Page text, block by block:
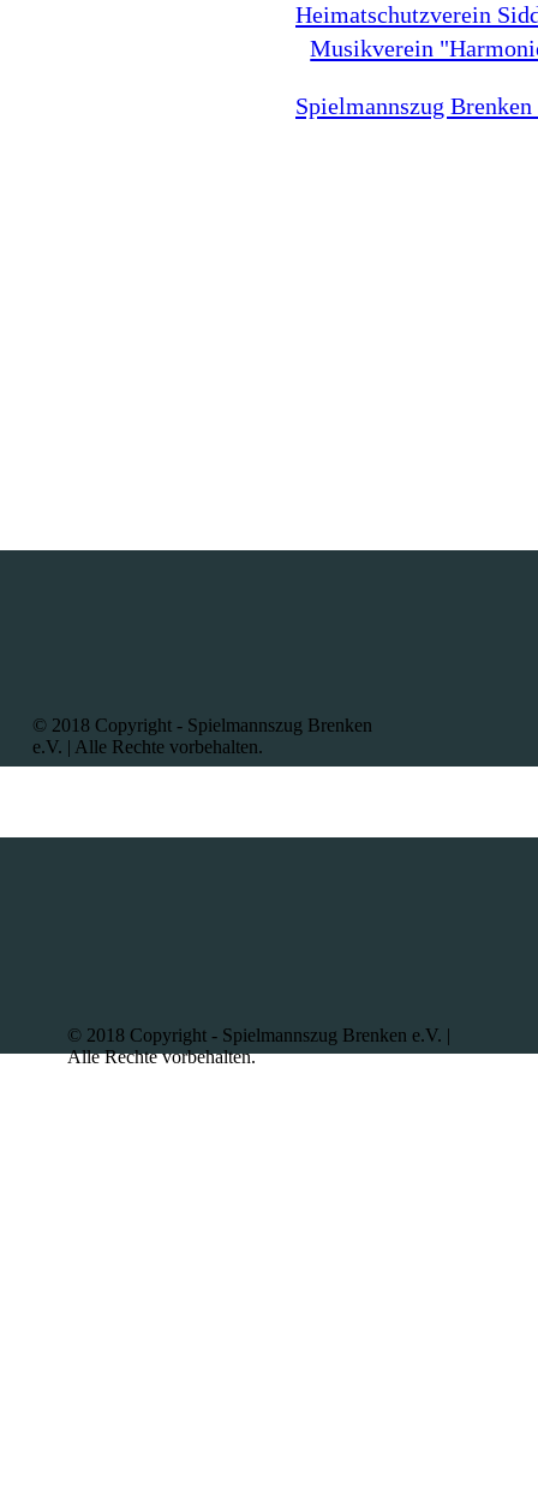
© 2018 Copyright - Spielmannszug Brenken e.V. |
Alle Rechte vorbehalten.
© 2018 Copyright - Spielmannszug Brenken
e.V. | Alle Rechte vorbehalten.
Heimatschutzverein
Musikverein
Spielmannszug